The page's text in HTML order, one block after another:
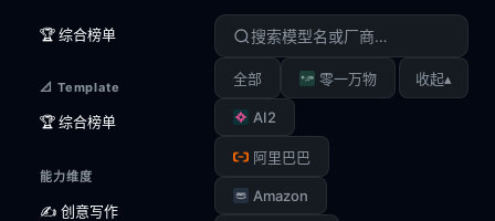
🏆 综合榜单
📐 Template
🏆 综合榜单
能力维度
✍️ 创意写作
全部 零一万物
AI2
阿里巴巴
Amazon
收起▴